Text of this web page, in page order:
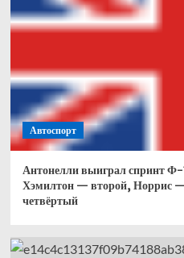
Автоспорт
Антонелли выиграл спринт
Хэмилтон — второй, Норрис
четвёртый